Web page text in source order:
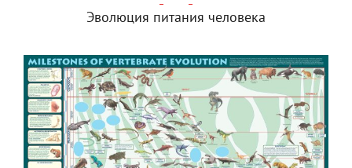
Эволюция питания человека